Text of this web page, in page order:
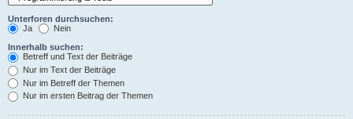
Unterforen durchsuchen:
Ja
Nein
Innerhalb suchen:
Betreff und Text der Beiträge
Nur im Text der Beiträge
Nur im Betreff der Themen
Nur im ersten Beitrag der Themen